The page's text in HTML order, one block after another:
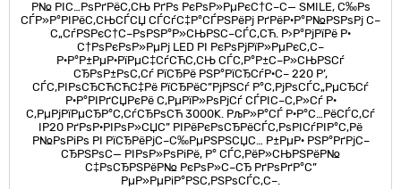
Р№ РІС…РѕРґРёС‚СЊ РґРѕ РєРѕР»РµРєС†С–С— SMILE, С‰Рѕ
СЃР»Р°РІРёС‚СЊСЃСЏ СЃСѓС‡Р°СЃРЅРёРј РґРёР·Р°Р№РЅРѕРј С–
С„СѓРЅРєС†С–РѕРЅР°Р»СЊРЅС–СЃС‚СЋ. Р›Р°РјРїРё Р·
С†РѕРєРѕР»РµРј LED РІ РєРѕРјРїР»РµРєС‚С–
Р·Р°Р±РµР·РїРµС‡СѓСЋС‚СЊ СЃС‚Р°Р±С–Р»СЊРЅСѓ
СЂРѕР±РѕС‚Сѓ РїСЂРё РЅР°РїСЂСѓР·С– 220 Р’,
СЃС‚РІРѕСЂСЋСЋС‡Рё РїСЂРёС”РјРЅСѓ Р°С‚РјРѕСЃС„РµСЂСѓ
Р·Р°РІРґСЏРєРё С‚РµРїР»РѕРјСѓ СЃРІС–С‚Р»Сѓ Р·
С‚РµРјРїРµСЂР°С‚СѓСЂРѕСЋ 3000K. РљР»Р°СЃ Р·Р°С…РёСЃС‚Сѓ
IP20 РґРѕР·РІРѕР»СЏС” РІРёРєРѕСЂРёСЃС‚РѕРІСѓРІР°С‚Рё
Р№РѕРіРѕ РІ РїСЂРёРјС–С‰РµРЅРЅСЏС… Р±РµР· РЅР°РґРјС–
СЂРЅРѕС— РІРѕР»РѕРіРё, Р° СЃС‚РёР»СЊРЅРёР№
С‡РѕСЂРЅРёР№ РєРѕР»С–СЂ РґРѕРґР°С”
РµР»РµРіР°РЅС‚РЅРѕСЃС‚С–.